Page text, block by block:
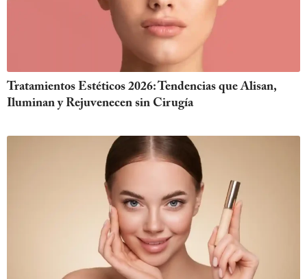
Tratamientos Estéticos 2026: Tendencias que Alisan,
Iluminan y Rejuvenecen sin Cirugía